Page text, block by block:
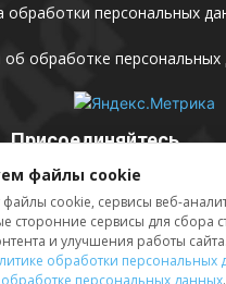
обработки персональных
обработке персональных
Присоединяйтесь
файлы cookie
файлы cookie, сервисы веб-
сторонние сервисы для сбора
и улучшения работы сайта.
обработки персональных
персональных данных.